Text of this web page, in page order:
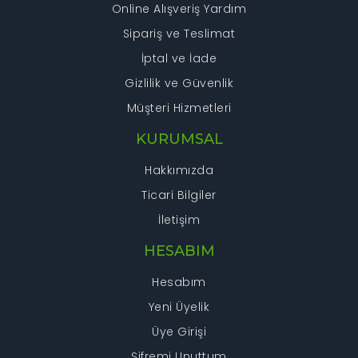
Online Alışveriş Yardım
Sipariş ve Teslimat
İptal ve İade
Gizlilik ve Güvenlik
Müşteri Hizmetleri
KURUMSAL
Hakkımızda
Ticari Bilgiler
İletişim
HESABIM
Hesabım
Yeni Üyelik
Üye Girişi